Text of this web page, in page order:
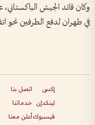
وكان قائد الجيش
في طهران لدفع الطرفين نحو
إكس
لينكدإن
فيسبوك
اتصل بنا
خدماتنا
أعلن معنا